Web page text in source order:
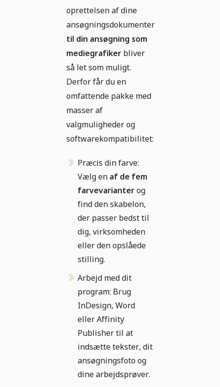
oprettelsen af dine
ansøgningsdokumenter
til din ansøgning som
mediegrafiker bliver
så let som muligt.
Derfor får du en
omfattende pakke med
masser af
valgmuligheder og
softwarekompatibilitet:
Præcis din farve:
Vælg en af de fem
farvevarianterog
find den skabelon,
der passer bedst til
dig, virksomheden
eller den opslåede
stilling.
Arbejd med dit
program: Brug
InDesign, Word
eller Affinity
Publisher til at
indsætte tekster, dit
ansøgningsfoto og
dine arbejdsprøver.